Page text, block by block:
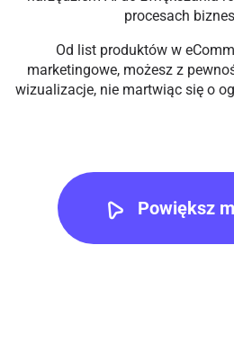
procesach
Od list produktów w
marketingowe, możesz z
wizualizacje, nie martwiąc się o
Powiększ